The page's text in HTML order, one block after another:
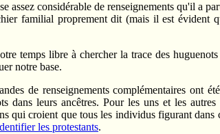
assez considérable de renseignements qu'il a
familial proprement dit (mais il est évident
temps libre à chercher la trace des
notre base.
de renseignements complémentaires ont
dans leurs ancêtres. Pour les uns et les
qui croient que tous les individus figurant dans
les protestants.